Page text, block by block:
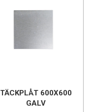
TÄCKPLÅT 600X600
GALV